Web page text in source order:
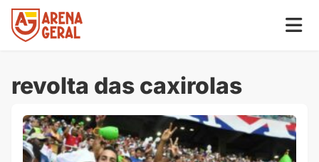
revolta das caxirolas